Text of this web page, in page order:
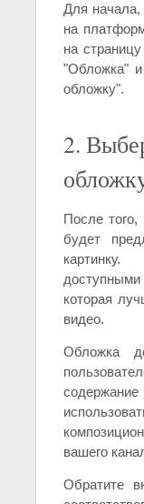
Для начала,
на
на
"Обложка" и
обложку".
2.
После того,
будет
которая
видео.
Обложка
вашего
Обратите